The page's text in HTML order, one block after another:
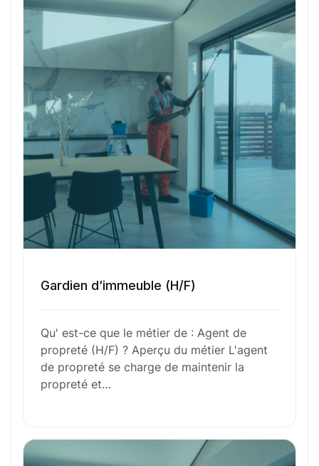
Perspectives de carrière
Avantages
Ces métiers peuvent vous intéresser
Toutes nos fiches métiers
N’attendez plus !
Déposez votre
Gardien d’immeuble (H/F)
Qu' est-ce que le métier de : Agent de
propreté (H/F) ? Aperçu du métier L'agent
de propreté se charge de maintenir la
propreté et…